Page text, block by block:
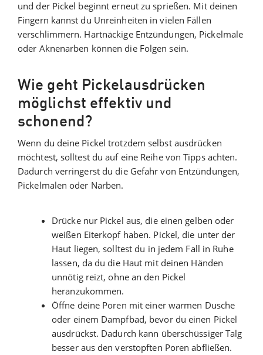
und der Pickel beginnt erneut zu sprießen. Mit deinen
Fingern kannst du Unreinheiten in vielen Fällen
verschlimmern. Hartnäckige Entzündungen, Pickelmale
oder Aknenarben können die Folgen sein.
Wie geht Pickelausdrücken
möglichst effektiv und
schonend?
Wenn du deine Pickel trotzdem selbst ausdrücken
möchtest, solltest du auf eine Reihe von Tipps achten.
Dadurch verringerst du die Gefahr von Entzündungen,
Pickelmalen oder Narben.
Drücke nur Pickel aus, die einen gelben oder
weißen Eiterkopf haben. Pickel, die unter der
Haut liegen, solltest du in jedem Fall in Ruhe
lassen, da du die Haut mit deinen Händen
unnötig reizt, ohne an den Pickel
heranzukommen.
Öffne deine Poren mit einer warmen Dusche
oder einem Dampfbad, bevor du einen Pickel
ausdrückst. Dadurch kann überschüssiger Talg
besser aus den verstopften Poren abfließen.